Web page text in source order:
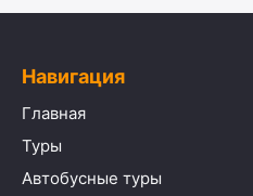
Навигация
Главная
Туры
Автобусные туры